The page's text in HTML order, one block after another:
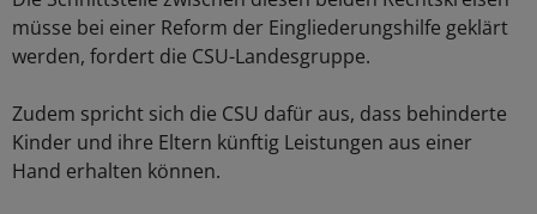
müsse bei einer Reform der Eingliederungshilfe geklärt
werden, fordert die CSU-Landesgruppe.
Zudem spricht sich die CSU dafür aus, dass behinderte
Kinder und ihre Eltern künftig Leistungen aus einer
Hand erhalten können.